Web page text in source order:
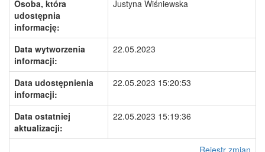
Osoba, która
udostępnia
informację:
Justyna Wiśniewska
Data wytworzenia
informacji:
22.05.2023
Data udostępnienia
informacji:
22.05.2023 15:20:53
Data ostatniej
aktualizacji:
22.05.2023 15:19:36
Rejestr zmian